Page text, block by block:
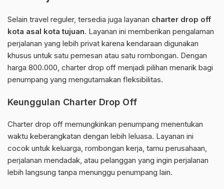
Selain travel reguler, tersedia juga layanan charter drop off
kota asal kota tujuan. Layanan ini memberikan pengalaman
perjalanan yang lebih privat karena kendaraan digunakan
khusus untuk satu pemesan atau satu rombongan. Dengan
harga 800.000, charter drop off menjadi pilihan menarik bagi
penumpang yang mengutamakan fleksibilitas.
Keunggulan Charter Drop Off
Charter drop off memungkinkan penumpang menentukan
waktu keberangkatan dengan lebih leluasa. Layanan ini
cocok untuk keluarga, rombongan kerja, tamu perusahaan,
perjalanan mendadak, atau pelanggan yang ingin perjalanan
lebih langsung tanpa menunggu penumpang lain.